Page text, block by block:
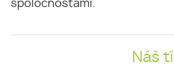
spoločnosťami.
Náš